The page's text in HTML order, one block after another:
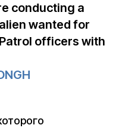
conducting a
wanted for
officers with